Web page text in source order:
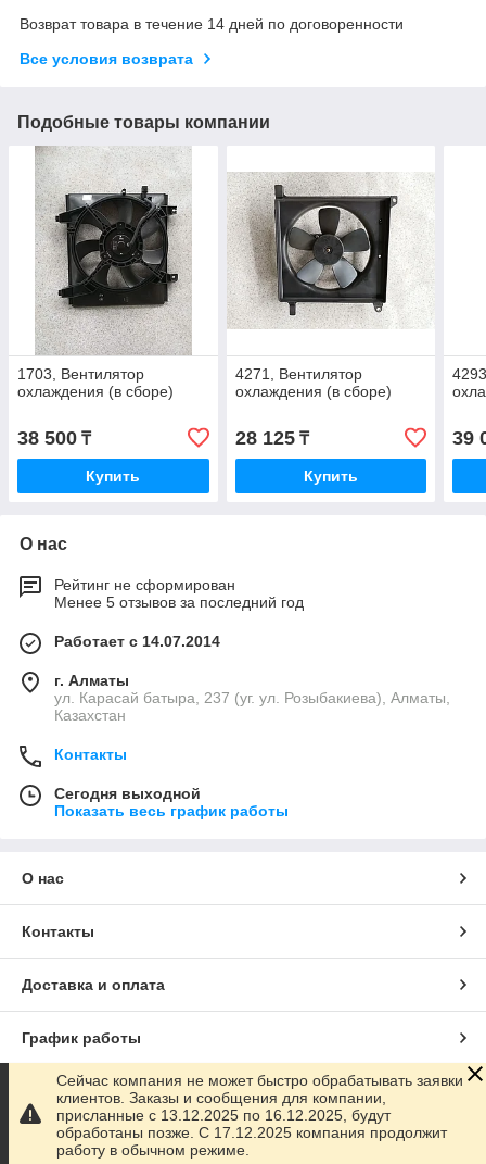
Возврат товара в течение 14 дней по договоренности
Все условия возврата
Подобные товары компании
1703, Вентилятор
охлаждения (в сборе)
38 500 ₸
Купить
4271, Вентилятор
охлаждения (в сборе)
28 125₸
Купить
39
О нас
Рейтинг не сформирован
Менее 5 отзывов за последний год
Работает с 14.07.2014
г. Алматы
ул. Карасай батыра, 237 (уг. ул. Розыбакиева), Алматы,
Казахстан
Контакты
Сегодня выходной
Показать весь график работы
О нас
Контакты
Доставка и оплата
График работы
Полная версия сайта
Сайт создан на маркетплейсе
Сейчас компания не может быстро обрабатывать заявки
клиентов. Заказы и сообщения для компании,
присланные с 13.12.2025 по 16.12.2025, будут
обработаны позже. С 17.12.2025 компания продолжит
работу в обычном режиме.